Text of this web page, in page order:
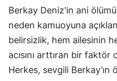
Berkay Deniz'in ani
neden kamuoyuna
belirsizlik, hem ailesinin
acısını arttıran bir faktör
Herkes, sevgili Berkay’ın